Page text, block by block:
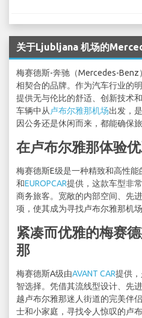
关于Ljubljana 机场的
梅赛德斯-奔驰（Mercedes-Benz
相契合的品牌。作为汽车行业的
提供无与伦比的舒适、创新技术
车辆中从 卢布尔雅那机场出发，
因公务还是休闲而来，都能确保旅
在卢布尔雅那体验
梅赛德斯E级是一种精致和高性能
和EUROPCAR提供，这款车型非
商务旅客。宽敞的内部空间、先
项，使其成为寻找卢布尔雅那机
紧凑而优雅的梅赛
那
梅赛德斯A级由AVANT CAR提供
智选择。凭借其流线型设计、先
越卢布尔雅那迷人街道的完美伴
士和小家庭，寻找令人惊叹的卢